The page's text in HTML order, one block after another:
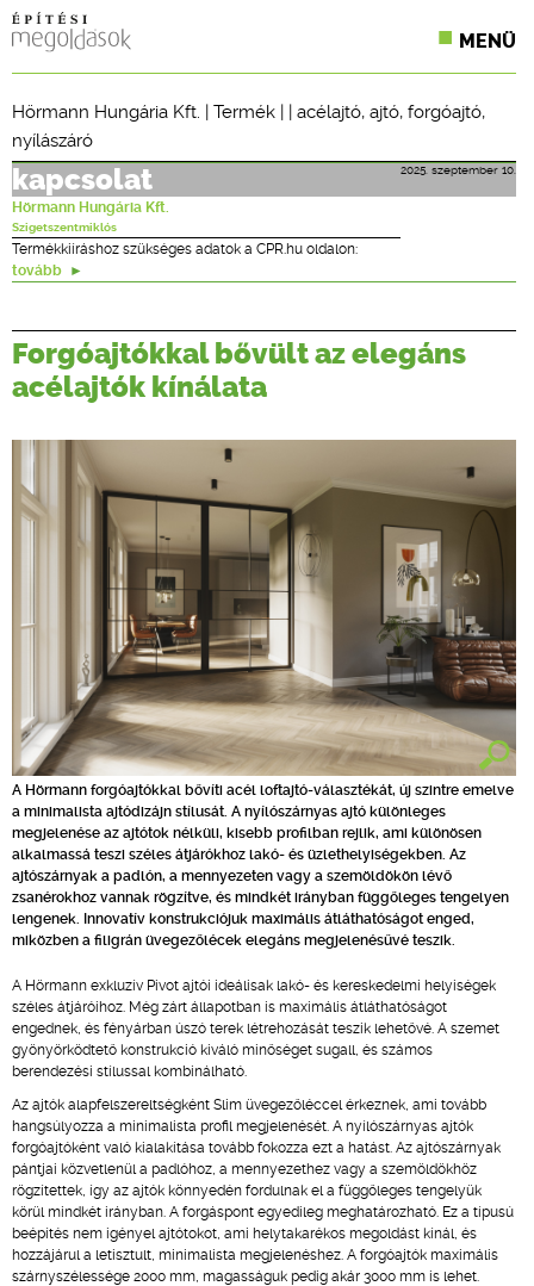
MENÜ
CPR TERMÉKKIÍRÁS
ÉPÍTÉSI JOG
TERVEZÉSI SEGÉDLETEK
Hörmann Hungária Kft. | Termék | | acélajtó, ajtó, forgóajtó,
nyílászáró
2025. szeptember 10.
kapcsolat
Hörmann Hungária Kft.
Szigetszentmiklós
Termékkiíráshoz szükséges adatok a CPR.hu oldalon:
tovább
Forgóajtókkal bővült az elegáns
acélajtók kínálata
A Hörmann forgóajtókkal bővíti acél loftajtó-választékát, új szintre emelve
a minimalista ajtódizájn stílusát. A nyílószárnyas ajtó különleges
megjelenése az ajtótok nélküli, kisebb profilban rejlik, ami különösen
alkalmassá teszi széles átjárókhoz lakó- és üzlethelyiségekben. Az
ajtószárnyak a padlón, a mennyezeten vagy a szemöldökön lévő
zsanérokhoz vannak rögzítve, és mindkét irányban függőleges tengelyen
lengenek. Innovatív konstrukciójuk maximális átláthatóságot enged,
miközben a filigrán üvegezőlécek elegáns megjelenésűvé teszik.
A Hörmann exkluzív Pivot ajtói ideálisak lakó- és kereskedelmi helyiségek
széles átjáróihoz. Még zárt állapotban is maximális átláthatóságot
engednek, és fényárban úszó terek létrehozását teszik lehetővé. A szemet
gyönyörködtető konstrukció kiváló minőséget sugall, és számos
berendezési stílussal kombinálható.
Az ajtók alapfelszereltségként Slim üvegezőléccel érkeznek, ami tovább
hangsúlyozza a minimalista profil megjelenését. A nyílószárnyas ajtók
forgóajtóként való kialakítása tovább fokozza ezt a hatást. Az ajtószárnyak
pántjai közvetlenül a padlóhoz, a mennyezethez vagy a szemöldökhöz
rögzítettek, így az ajtók könnyedén fordulnak el a függőleges tengelyük
körül mindkét irányban. A forgáspont egyedileg meghatározható. Ez a típusú
beépítés nem igényel ajtótokot, ami helytakarékos megoldást kínál, és
hozzájárul a letisztult, minimalista megjelenéshez. A forgóajtók maximális
szárnyszélessége 2000 mm, magasságuk pedig akár 3000 mm is lehet.